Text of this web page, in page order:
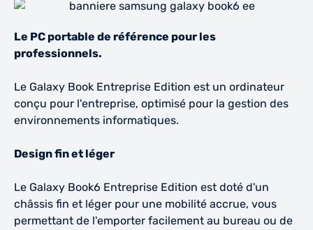
Le PC portable de référence pour les
professionnels.
Le Galaxy Book Entreprise Edition est un ordinateur
conçu pour l'entreprise, optimisé pour la gestion des
environnements informatiques.
Design fin et léger
Le Galaxy Book6 Entreprise Edition est doté d'un
châssis fin et léger pour une mobilité accrue, vous
permettant de l'emporter facilement au bureau ou de